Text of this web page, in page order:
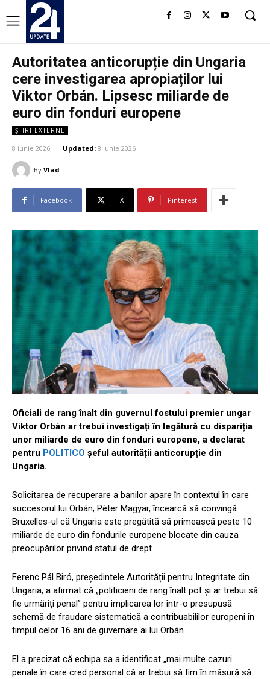
Autoritatea anticorupție din Ungaria
cere investigarea apropiaților lui
Viktor Orbán. Lipsesc miliarde de
euro din fonduri europene
ȘTIRI EXTERNE
8 iunie 2026 Updated: 8 iunie 2026
By Vlad
Facebook X Pinterest
Oficiali de rang înalt din guvernul fostului premier ungar
Viktor Orbán ar trebui investigați în legătură cu dispariția
unor miliarde de euro din fonduri europene, a declarat
pentru POLITICO șeful autorității anticorupție din
Ungaria.
Solicitarea de recuperare a banilor apare în contextul în care
succesorul lui Orbán, Péter Magyar, încearcă să convingă
Bruxelles-ul că Ungaria este pregătită să primească peste 10
miliarde de euro din fondurile europene blocate din cauza
preocupărilor privind statul de drept.
Ferenc Pál Biró, președintele Autorității pentru Integritate din
Ungaria, a afirmat că „politicieni de rang înalt pot și ar trebui să
fie urmăriți penal” pentru implicarea lor într-o presupusă
schemă de fraudare sistematică a contribuabililor europeni în
timpul celor 16 ani de guvernare ai lui Orbán.
El a precizat că echipa sa a identificat „mai multe cazuri
penale în care cred personal că ar trebui să fim în măsură să